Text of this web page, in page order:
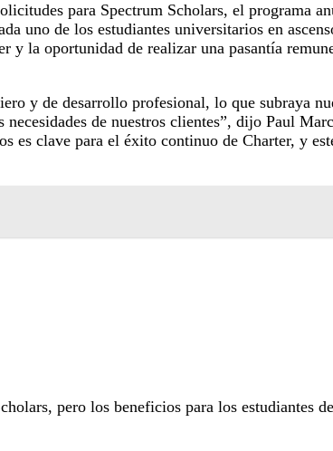
para Spectrum Scholars, el programa
uno de los estudiantes universitarios en
y la oportunidad de realizar una pasantía
y de desarrollo profesional, lo que subraya
de nuestros clientes”, dijo Paul
es clave para el éxito continuo de Charter, y
pero los beneficios para los estudiantes